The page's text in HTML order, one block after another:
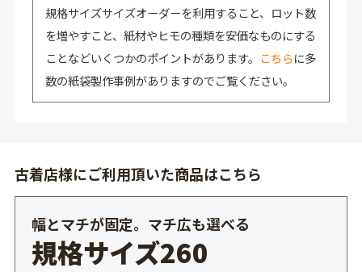
規格サイズサイズオーダーを利用すること、ロット数
を増やすこと、紙材やヒモの種類を安価なものにする
ことなどいくつかのポイントがあります。 こちらに多
数の紙袋製作事例がありますのでご覧ください。
古着店様にご利用頂いた商品はこちら
幅とマチが固定。マチ広も選べる
規格サイズ260